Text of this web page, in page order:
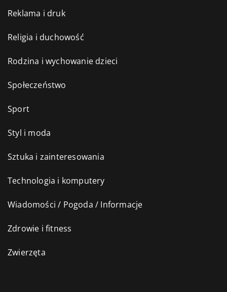
Reklama i druk
Religia i duchowość
Rodzina i wychowanie dzieci
Społeczeństwo
Sport
Styl i moda
Sztuka i zainteresowania
Technologia i komputery
Wiadomości / Pogoda / Informacje
Zdrowie i fitness
Zwierzęta